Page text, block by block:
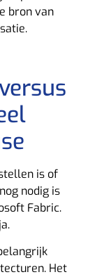
bron van
is of
nodig is
Fabric.
Het